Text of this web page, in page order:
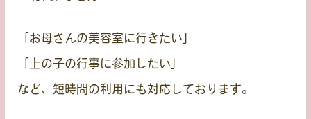
「お母さんの美容室に行きたい」
「上の子の行事に参加したい」
など、 短時間の利用 にも対応しております。